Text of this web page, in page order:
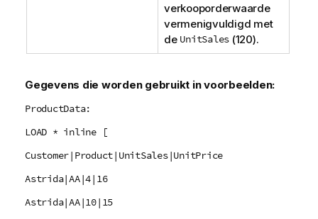
verkooporderwaarde
vermenigvuldigd met
de UnitSales (120).
Gegevens die worden gebruikt in voorbeelden:
ProductData:
LOAD * inline [
Customer|Product|UnitSales|UnitPrice
Astrida|AA|4|16
Astrida|AA|10|15